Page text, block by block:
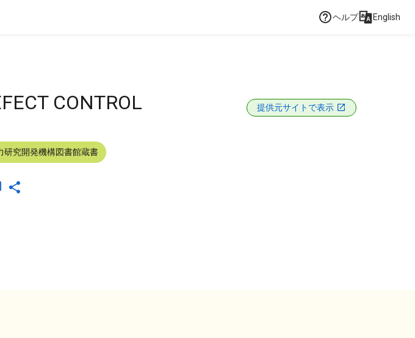
ヘルプ English
CONTROL 提供元サイトで表示
研究開発機構図書館蔵書